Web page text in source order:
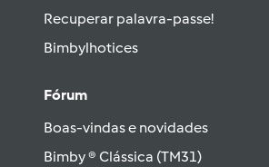
Recuperar palavra-passe!
Bimbylhotices
Fórum
Boas-vindas e novidades
Bimby ® Clássica (TM31)